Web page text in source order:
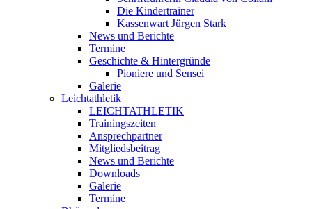
Die Kindertrainer
Kassenwart Jürgen Stark
News und Berichte
Termine
Geschichte & Hintergründe
Pioniere und Sensei
Galerie
Leichtathletik
LEICHTATHLETIK
Trainingszeiten
Ansprechpartner
Mitgliedsbeitrag
News und Berichte
Downloads
Galerie
Termine